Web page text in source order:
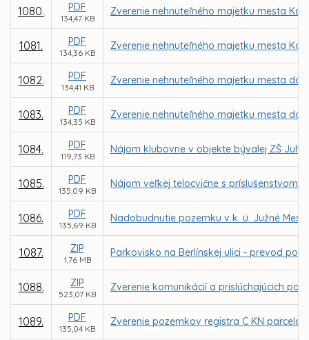
1080. PDF
134,47 KB
Zverenie nehnuteľného majetku mesta
1081. PDF
134,36 KB
Zverenie nehnuteľného majetku mesta
1082. PDF
134,41 KB
Zverenie nehnuteľného majetku mesta do
1083. PDF
134,35 KB
Zverenie nehnuteľného majetku mesta do
1084. PDF
119,73 KB
Nájom klubovne v objekte bývalej ZŠ
1085. PDF
135,09 KB
Nájom veľkej telocvične s príslušenstvom
1086. PDF
135,69 KB
Nadobudnutie pozemku v k. ú. Južné
1087. ZIP
1,76 MB
Parkovisko na Berlínskej ulici - prevod
1088. ZIP
523,07 KB
Zverenie komunikácií a prislúchajúcich
1089. PDF
135,04 KB
Zverenie pozemkov registra C KN parcela